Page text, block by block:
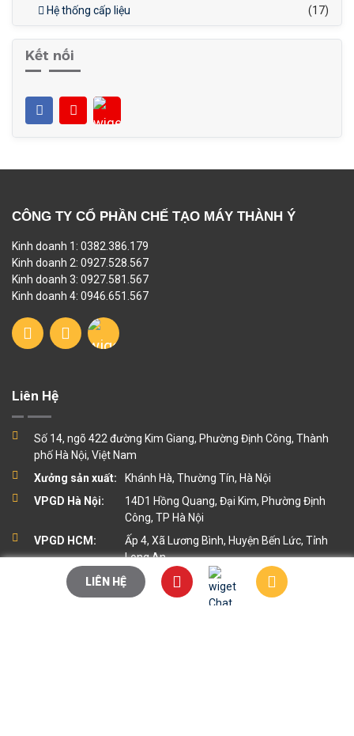
Hệ thống cấp liệu (17)
Kết nối
CÔNG TY CỔ PHẦN CHẾ TẠO MÁY THÀNH Ý
Kinh doanh 1: 0382.386.179
Kinh doanh 2: 0927.528.567
Kinh doanh 3: 0927.581.567
Kinh doanh 4: 0946.651.567
Liên Hệ
Số 14, ngõ 422 đường Kim Giang, Phường Định Công, Thành
phố Hà Nội, Việt Nam
Xưởng sản xuất:
Khánh Hà, Thường Tín, Hà Nội
VPGD Hà Nội:
14D1 Hồng Quang, Đại Kim, Phường Định
Công, TP Hà Nội
VPGD HCM:
Ấp 4, Xã Lương Bình, Huyện Bến Lức, Tỉnh
Long An
maythanhy@gmail.com
LIÊN HỆ